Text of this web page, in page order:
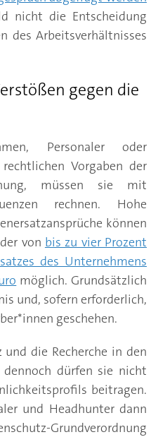
nicht die Entscheidung
des Arbeitsverhältnisses
gegen die
Personaler oder
Vorgaben der
müssen sie mit
rechnen. Hohe
können
von bis zu vier Prozent
des Unternehmens
möglich. Grundsätzlich
und, sofern erforderlich,
geschehen.
die Recherche in den
dürfen sie nicht
beitragen.
und Headhunter dann
Grundverordnung